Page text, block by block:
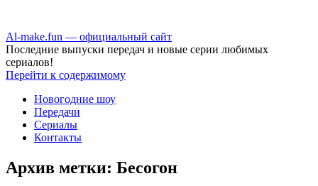
Аl-make.fun — официальный сайт
Последние выпуски передач и новые серии любимых
сериалов!
Перейти к содержимому
Новогодние шоу
Передачи
Сериалы
Контакты
Архив метки: Бесогон